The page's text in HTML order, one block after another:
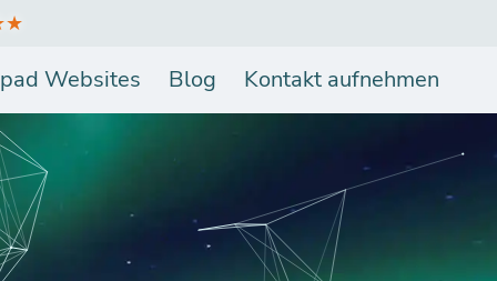
Websites Blog Kontakt aufnehmen